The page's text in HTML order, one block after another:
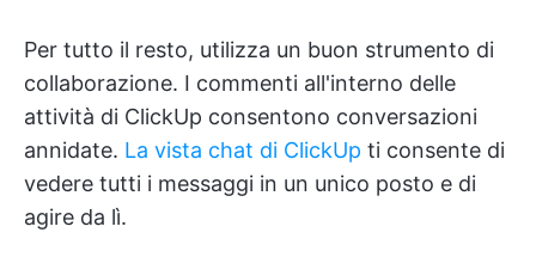
Per tutto il resto, utilizza un buon strumento di
collaborazione. I commenti all'interno delle
attività di ClickUp consentono conversazioni
annidate. La vista chat di ClickUp ti consente di
vedere tutti i messaggi in un unico posto e di
agire da lì.